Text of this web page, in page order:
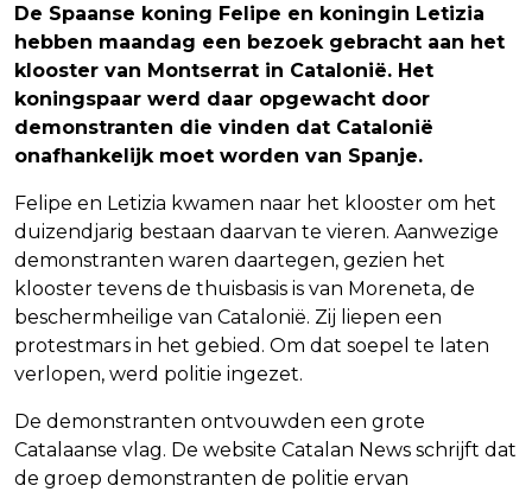
De Spaanse koning Felipe en koningin Letizia
hebben maandag een bezoek gebracht aan het
klooster van Montserrat in Catalonië. Het
koningspaar werd daar opgewacht door
demonstranten die vinden dat Catalonië
onafhankelijk moet worden van Spanje.
Felipe en Letizia kwamen naar het klooster om het
duizendjarig bestaan daarvan te vieren. Aanwezige
demonstranten waren daartegen, gezien het
klooster tevens de thuisbasis is van Moreneta, de
beschermheilige van Catalonië. Zij liepen een
protestmars in het gebied. Om dat soepel te laten
verlopen, werd politie ingezet.
De demonstranten ontvouwden een grote
Catalaanse vlag. De website Catalan News schrijft dat
de groep demonstranten de politie ervan